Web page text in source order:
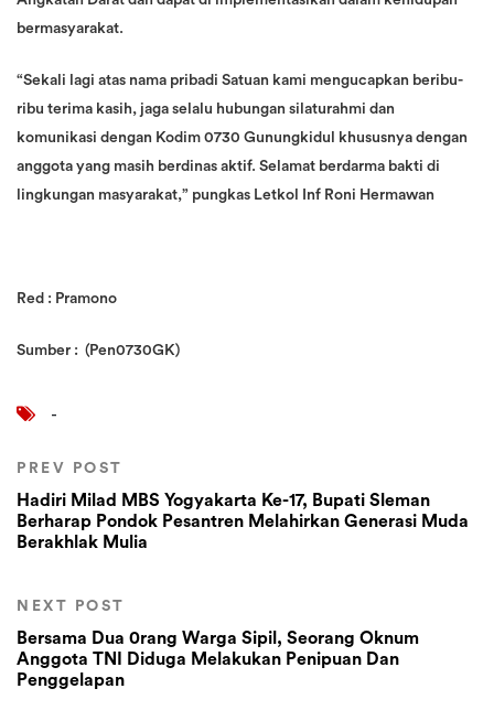
bermasyarakat.
“Sekali lagi atas nama pribadi Satuan kami mengucapkan beribu-
ribu terima kasih, jaga selalu hubungan silaturahmi dan
komunikasi dengan Kodim 0730 Gunungkidul khususnya dengan
anggota yang masih berdinas aktif. Selamat berdarma bakti di
lingkungan masyarakat,” pungkas Letkol Inf Roni Hermawan
Red : Pramono
Sumber : (Pen0730GK)
-
PREV POST
Hadiri Milad MBS Yogyakarta Ke-17, Bupati Sleman
Berharap Pondok Pesantren Melahirkan Generasi Muda
Berakhlak Mulia
NEXT POST
Bersama Dua 0rang Warga Sipil, Seorang Oknum
Anggota TNI Diduga Melakukan Penipuan Dan
Penggelapan